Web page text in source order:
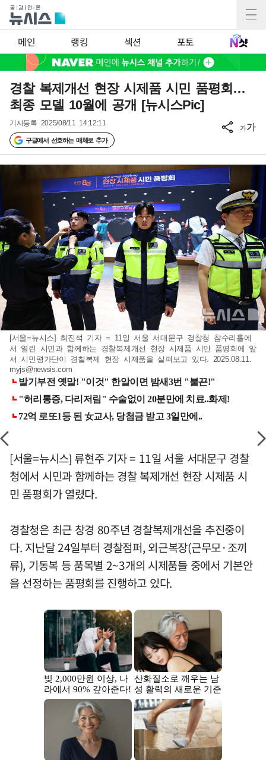
메인 랭킹 섹션 포토
경찰 복제개선 현장 시제품 시민 품평회…
최종 모델 10월에 공개 [뉴시스Pic]
기사등록 2025/08/11 14:12:11
구글에서 선호하는 매체로 추가
가가
[서울=뉴시스] 최진석 기자 = 11일 서울 서대문구 경찰청 참수리홀에
서 열린 시민과 함께하는 경찰복제개선 현장 시제품 시민 품평회에 앞
서 시민평가단이 경찰복제 현장 시제품을 살펴보고 있다. 2025.08.11.
myjs@newsis.com
[서울=뉴시스] 류현주 기자 = 11일 서울 서대문구 경찰
청에서 시민과 함께하는 경찰 복제개선 현장 시제품 시
민 품평회가 열렸다.
경찰청은 최근 창경 80주년 경찰복제개선을 추진중이
다. 지난달 24일부터 경찰점퍼, 외근복장(근무모·조끼
류), 기동복 등 품목별 2~3개의 시제품들 중에서 기본안
을 선정하는 품평회를 진행하고 있다.